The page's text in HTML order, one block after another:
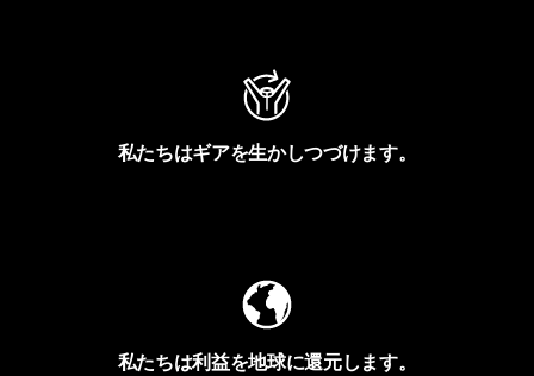
私たちはギアを生かしつづけます。
私たちは利益を地球に還元します。